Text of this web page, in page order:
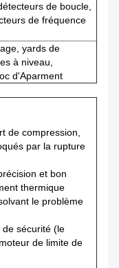
de boucle,
de fréquence
yards de
à niveau,
d'Aparment
de compression,
par la rupture
et bon
thermique
le problème
de sécurité (le
de limite de